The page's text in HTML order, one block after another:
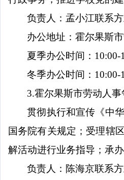
负责人：孟小江联系
办公地址：霍尔果斯
夏季办公时间： 10:00-
冬季办公时间： 10:00-
3.霍尔果斯市劳动人
贯彻执行和宣传《中
国务院有关规定；受理辖
解活动进行业务指导；承
负责人：陈海京联系